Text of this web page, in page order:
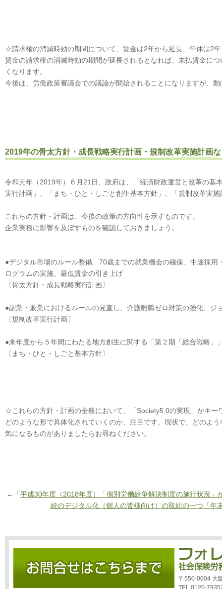
☆請求権の消滅時効の期間について、賃金は2年から延長、年休は2
賃金の請求権の消滅時効の期間が延長されるとなれば、未払賃金に
くなります。
今後は、労働政策審議会での議論が開始されることになりますが、
2019年の骨太方針・成長戦略実行計画・規制改革実施計画
令和元年（2019年）６月21日、政府は、「経済財政運営と改革の基
実行計画」、「まち・ひと・しごと創生基本方針」、「規制改革実
これらの方針・計画は、今後の政策の方向性を示すものです。
企業実務に影響を及ぼすものを確認しておきましょう。
●デジタル市場のルール整備、70歳までの就業機会の確保、中途採
ログラムの実施、最低賃金の引き上げ
〔骨太方針・成長戦略実行計画〕
●副業・兼業におけるルールの見直し、介護離職ゼロ対策の強
〔規制改革実行計画〕
●来年度から５年間にわたる地方創生に関する「第２期「総
〔まち・ひと・しごと基本方針〕
☆これらの方針・計画の全般において、「Society5.0の実現」がキー
どのような形で具体化されていくのか、注目です。現状で、どのよ
気になるものがありましたらお尋ねください。
←「 平成30年度（2018年度）「個別労働紛争解決制度の施行状況」
続のデジタル化（個人の皆様向け）の取組の一つ「年
〒550-0004 大
TEL:0120-